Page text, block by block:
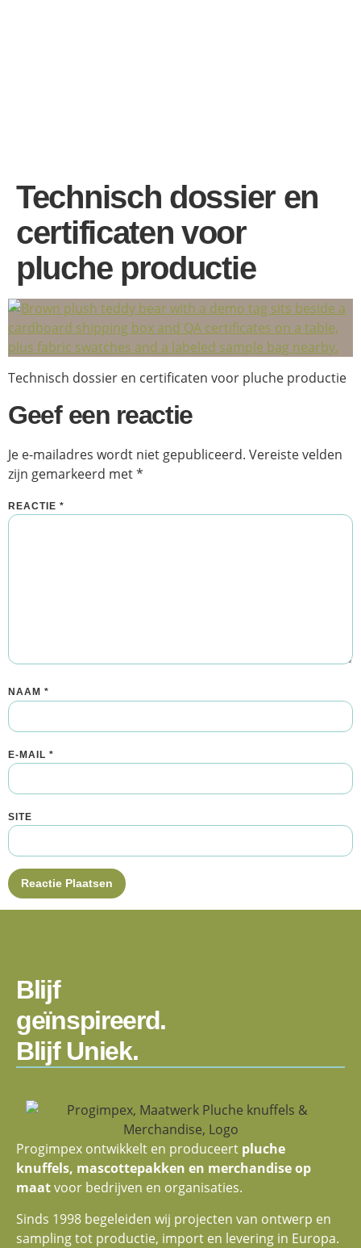
Technisch dossier en
certificaten voor
pluche productie
Technisch dossier en certificaten voor pluche productie
Geef een reactie
Je e-mailadres wordt niet gepubliceerd. Vereiste velden
zijn gemarkeerd met*
REACTIE *
NAAM *
E-MAIL *
SITE
Blijf
geïnspireerd.
Blijf Uniek.
Progimpex ontwikkelt en produceert pluche
knuffels, mascottepakken en merchandise op
maatvoor bedrijven en organisaties.
Sinds 1998 begeleiden wij projecten van ontwerp en
sampling tot productie, import en levering in Europa.